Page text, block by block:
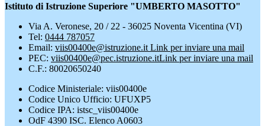
Istituto di Istruzione Superiore "UMBERTO MASOTTO"
Via A. Veronese, 20 / 22 - 36025 Noventa Vicentina (VI)
Tel: 0444 787057
Email: viis00400e@istruzione.it Link per inviare una mail
PEC: viis00400e@pec.istruzione.itLink per inviare una mail
C.F.: 80020650240
Codice Ministeriale: viis00400e
Codice Unico Ufficio: UFUXP5
Codice IPA: istsc_viis00400e
OdF 4390 ISC. Elenco A0603